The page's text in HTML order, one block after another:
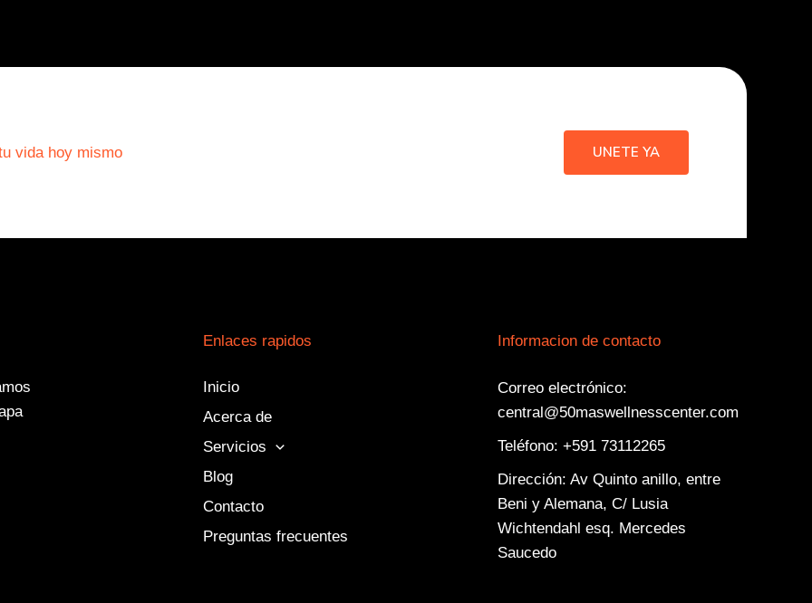
vida hoy mismo UNETE YA
Enlaces rapidos
Inicio
Acerca de
Servicios
Blog
Contacto
Preguntas frecuentes
Informacion de contacto
Correo electrónico:
central@50maswellnesscenter.com
Teléfono: +591 73112265
Dirección: Av Quinto anillo, entre
Beni y Alemana, C/ Lusia
Wichtendahl esq. Mercedes
Saucedo